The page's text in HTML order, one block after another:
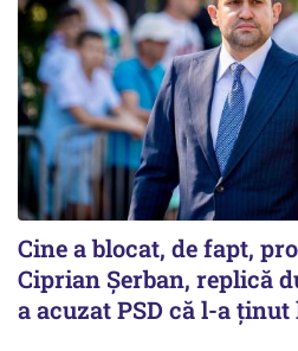
Cine a blocat, de fapt,
Ciprian Șerban, replică
a acuzat PSD că l-a